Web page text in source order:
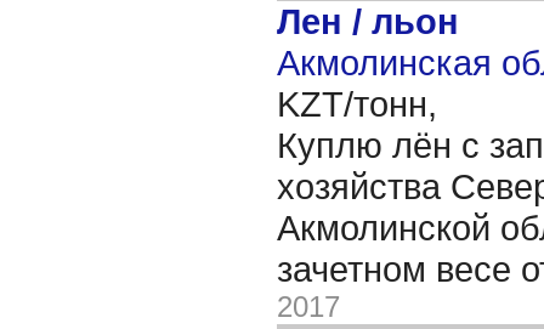
Лен / льон
Акмолинская
KZT/тонн,
Куплю лён с
хозяйства
Акмолинской
зачетном весе
2017